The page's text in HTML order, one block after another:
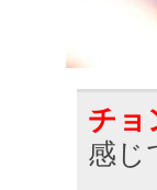
チョ
感じ